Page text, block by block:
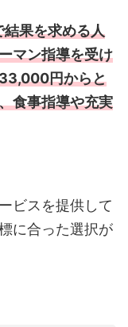
果を求める人
マン指導を受け
円からと
食事指導や充実
ビスを提供して
に合った選択が